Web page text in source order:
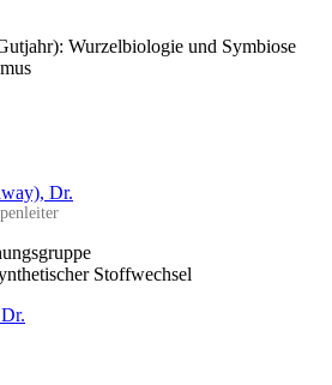
Wurzelbiologie und Symbiose
Dr.
Stoffwechsel